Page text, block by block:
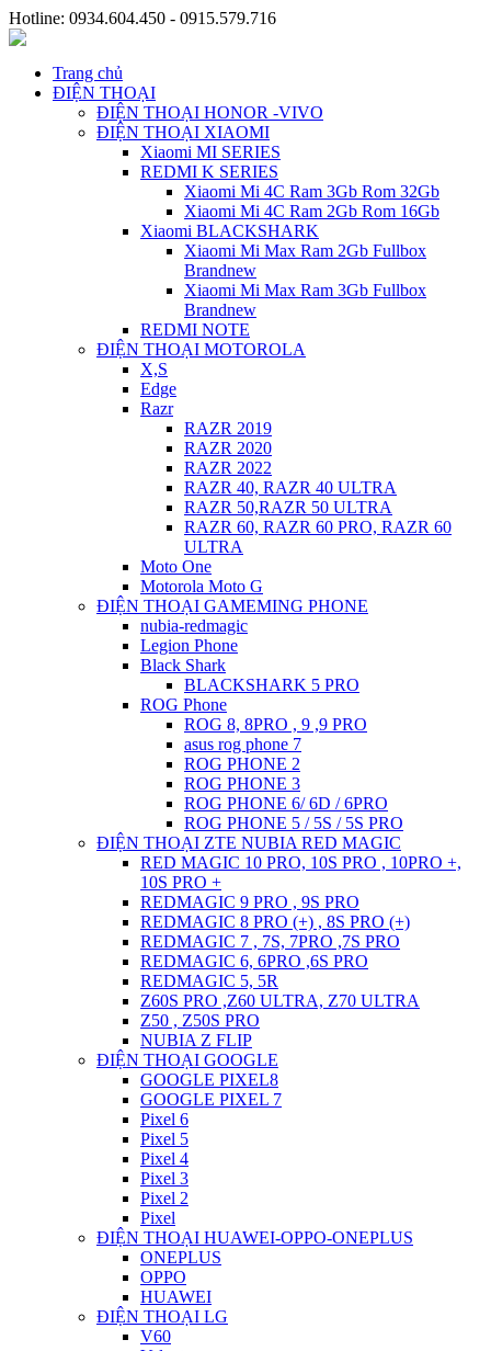
Hotline: 0934.604.450 - 0915.579.716
Trang chủ
ĐIỆN THOẠI
ĐIỆN THOẠI HONOR -VIVO
ĐIỆN THOẠI XIAOMI
Xiaomi MI SERIES
REDMI K SERIES
Xiaomi Mi 4C Ram 3Gb Rom 32Gb
Xiaomi Mi 4C Ram 2Gb Rom 16Gb
Xiaomi BLACKSHARK
Xiaomi Mi Max Ram 2Gb Fullbox
Brandnew
Xiaomi Mi Max Ram 3Gb Fullbox
Brandnew
REDMI NOTE
ĐIỆN THOẠI MOTOROLA
X,S
Edge
Razr
RAZR 2019
RAZR 2020
RAZR 2022
RAZR 40, RAZR 40 ULTRA
RAZR 50,RAZR 50 ULTRA
RAZR 60, RAZR 60 PRO, RAZR 60
ULTRA
Moto One
Motorola Moto G
ĐIỆN THOẠI GAMEMING PHONE
nubia-redmagic
Legion Phone
Black Shark
BLACKSHARK 5 PRO
ROG Phone
ROG 8, 8PRO , 9 ,9 PRO
asus rog phone 7
ROG PHONE 2
ROG PHONE 3
ROG PHONE 6/ 6D / 6PRO
ROG PHONE 5 / 5S / 5S PRO
ĐIỆN THOẠI ZTE NUBIA RED MAGIC
RED MAGIC 10 PRO, 10S PRO , 10PRO +,
10S PRO +
REDMAGIC 9 PRO , 9S PRO
REDMAGIC 8 PRO (+) , 8S PRO (+)
REDMAGIC 7 , 7S, 7PRO ,7S PRO
REDMAGIC 6, 6PRO ,6S PRO
REDMAGIC 5, 5R
Z60S PRO ,Z60 ULTRA, Z70 ULTRA
Z50 , Z50S PRO
NUBIA Z FLIP
ĐIỆN THOẠI GOOGLE
GOOGLE PIXEL8
GOOGLE PIXEL 7
Pixel 6
Pixel 5
Pixel 4
Pixel 3
Pixel 2
Pixel
ĐIỆN THOẠI HUAWEI-OPPO-ONEPLUS
ONEPLUS
OPPO
HUAWEI
ĐIỆN THOẠI LG
V60